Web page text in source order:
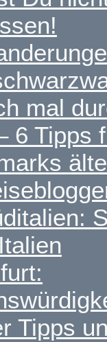
mal
6 Tipps
Tipps